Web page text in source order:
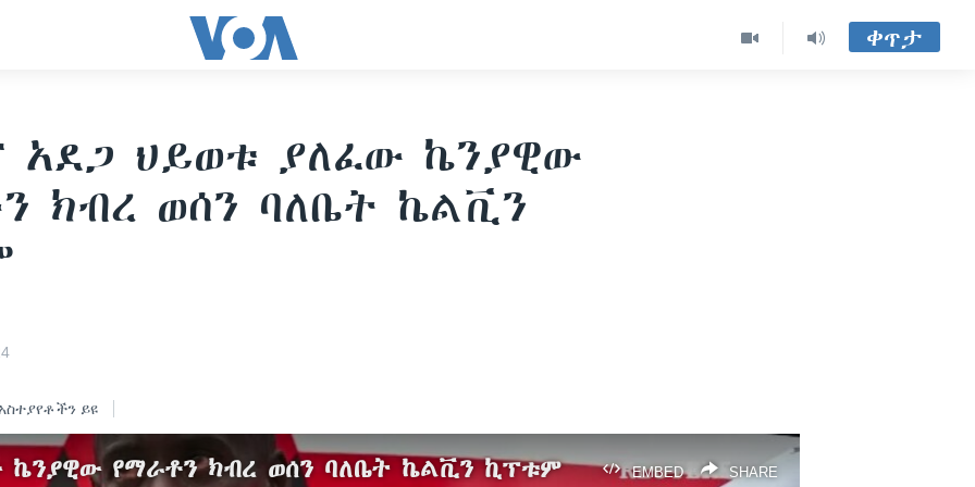
ቀጥታ
አደጋ ህይወቱ ያለፈው ኬንያዊው
ክብረ ወሰን ባለቤት ኬልቪን
ይዩ
EMBED SHARE
የማራቶን ክብረ ወሰን ባለቤት ኬልቪን ኪፕቱም